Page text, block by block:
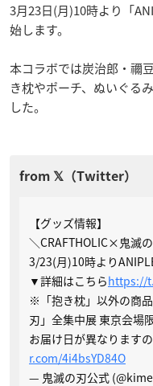
3月23日(月)10時より「
始します。
本コラボでは炭治郎・禰
き枕やポーチ、ぬいぐる
した。
【グッズ情報】
＼CRAFTHOLIC×鬼滅
3/23(月)10時より
▼詳細はこちらhttps://
※「抱き枕」以外の商
刃」全集中展 東京会場
お届け日が異なります
r.com/4i4bsYD84O
— 鬼滅の刃公式